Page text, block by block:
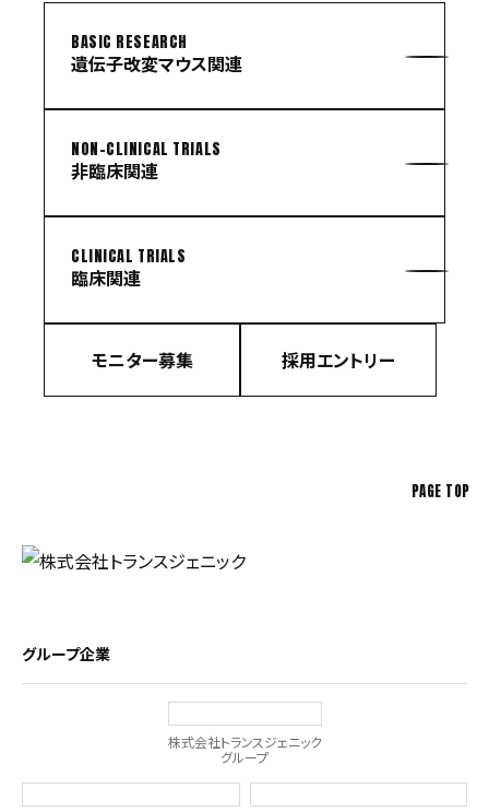
遺伝子改変マウス関連
BASIC RESEARCH
非臨床関連
NON-CLINICAL TRIALS
臨床関連
CLINICAL TRIALS
モニター募集 採用エントリー
PAGE TOP
グループ企業
株式会社トランスジェニック
グループ